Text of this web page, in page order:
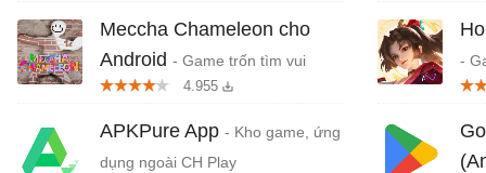
Meccha Chameleon cho
Android - Game trốn tìm vui
nhộn nhiều người chơi
4.955
APKPure App - Kho game, ứng
dụng ngoài CH Play
-
Da